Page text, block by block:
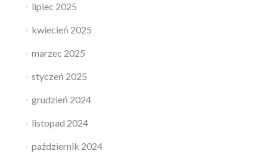
lipiec 2025
kwiecień 2025
marzec 2025
styczeń 2025
grudzień 2024
listopad 2024
październik 2024